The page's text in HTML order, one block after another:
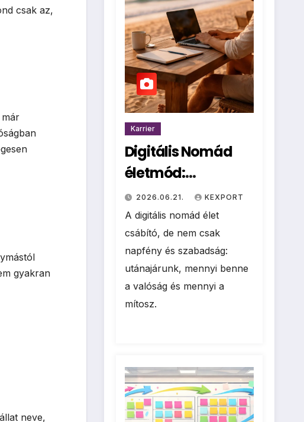
csak az,
gyakran
neve,
Karrier
Digitális Nomád
életmód:
Munkavégzés a
tengerpartról –
valóság vagy
mítosz?
2026.06.21. KEXPORT
A digitális nomád élet
csábító, de nem csak
napfény és szabadság:
utánajárunk, mennyi benne
a valóság és mennyi a
mítosz.